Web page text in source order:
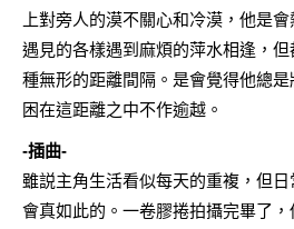
上對旁人的漠不關心和冷漠，他是
遇見的各樣遇到麻煩的萍水相逢，但
種無形的距離間隔。是會覺得他總是
困在這距離之中不作逾越。
-插曲-
雖説主角生活看似每天的重複，但
會真如此的。一卷膠捲拍攝完畢了，